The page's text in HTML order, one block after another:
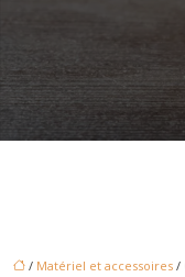
/ Matériel et accessoires /